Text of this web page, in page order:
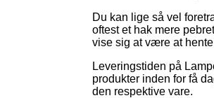
Du kan lige så vel
oftest et hak mere
vise sig at være at
Leveringstiden på
produkter inden for få
den respektive vare.